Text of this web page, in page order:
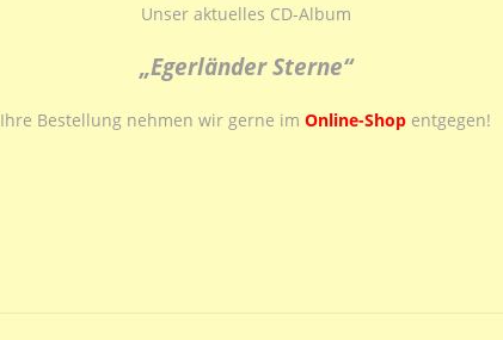
Unser aktuelles CD-Album
„Egerländer Sterne“
Ihre Bestellung nehmen wir gerne imOnline-Shop entgegen!